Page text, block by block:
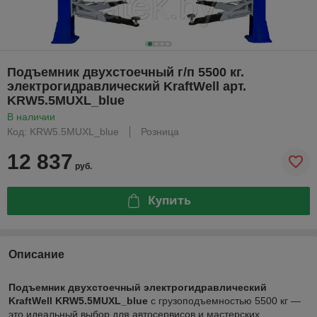
Подъемник двухстоечный г/п 5500 кг.
электрогидравлический KraftWell арт.
KRW5.5MUXL_blue
В наличии
Код: KRW5.5MUXL_blue
Розница
12 837 руб.
Купить
Описание
Подъемник двухстоечный электрогидравлический
KraftWell KRW5.5MUXL_blue с грузоподъемностью 5500 кг —
это идеальный выбор для автосервисов и мастерских,